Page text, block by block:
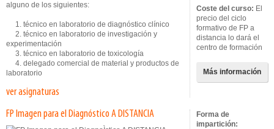
alguno de los siguientes:
1. técnico en laboratorio de diagnóstico clínico
2. técnico en laboratorio de investigación y
experimentación
3. técnico en laboratorio de toxicología
4. delegado comercial de material y productos de
laboratorio
ver asignaturas
Coste del curso: El
precio del ciclo
formativo de FP a
distancia lo dará el
centro de formación
Más información
FP Imagen para el Diagnóstico A DISTANCIA
Forma de
impartición: